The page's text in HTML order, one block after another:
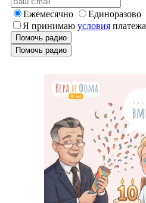
Ежемесячно
Единоразово
Я принимаю условия платежа
Помочь радио
Помочь радио